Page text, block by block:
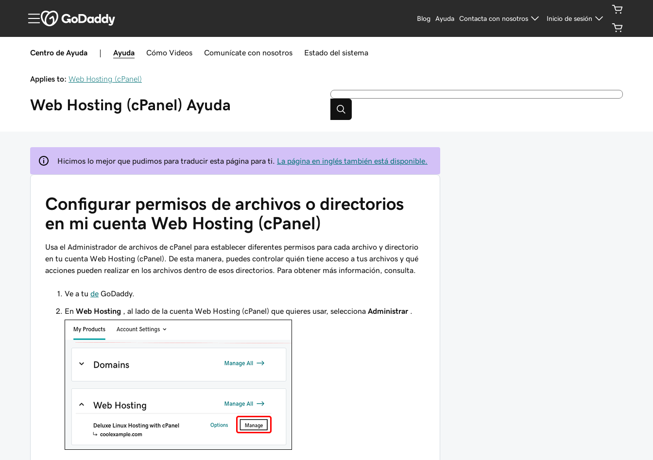
Blog Ayuda Contacta con nosotros Inicio de sesión
Centro de Ayuda Ayuda Cómo Videos Comunícate con nosotros Estado del sistema
Applies to: Web Hosting (cPanel)
Web Hosting (cPanel) Ayuda
Hicimos lo mejor que pudimos para traducir esta página para ti. La página en inglés también está disponible.
Configurar permisos de archivos o directorios
en mi cuenta Web Hosting (cPanel)
Usa el Administrador de archivos de cPanel para establecer diferentes permisos para cada archivo y directorio
en tu cuenta Web Hosting (cPanel). De esta manera, puedes controlar quién tiene acceso a tus archivos y qué
acciones pueden realizar en los archivos dentro de esos directorios. Para obtener más información, consulta.
Ve a tu de GoDaddy.
En Web Hosting , al lado de la cuenta Web Hosting (cPanel) que quieres usar, selecciona Administrar